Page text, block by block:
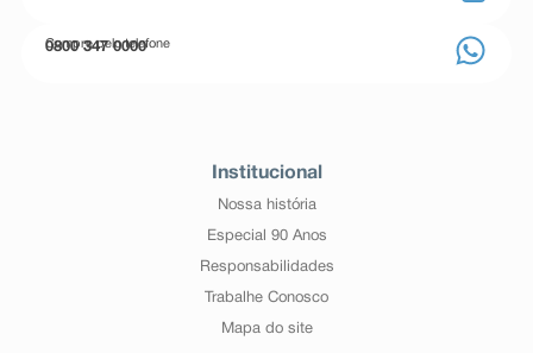
Compre pelo telefone
0800 347 0000
Institucional
Nossa história
Especial 90 Anos
Responsabilidades
Trabalhe Conosco
Mapa do site